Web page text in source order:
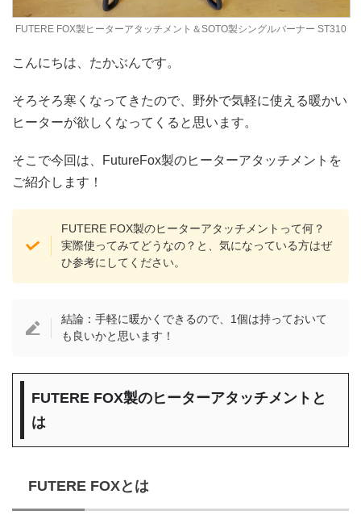
FUTERE FOX製ヒーターアタッチメント＆SOTO製シングルバーナー ST310
こんにちは、たかぶんです。
そろそろ寒くなってきたので、野外で気軽に使える暖かい
ヒーターが欲しくなってくると思います。
そこで今回は、FutureFox製のヒーターアタッチメントを
ご紹介します！
FUTERE FOX製のヒーターアタッチメントって何？
実際使ってみてどうなの？と、気になっている方はぜ
ひ参考にしてください。
結論：手軽に暖かくできるので、1個は持っておいて
も良いかと思います！
FUTERE FOX製のヒーターアタッチメントと
は
FUTERE FOXとは